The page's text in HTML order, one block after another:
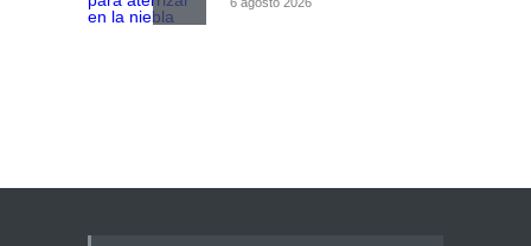
enterrados de nuevo en